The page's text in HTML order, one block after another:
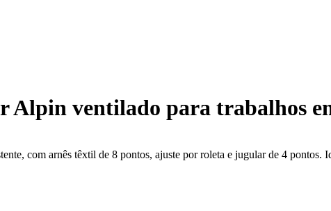
Alpin ventilado para trabalhos
com arnês têxtil de 8 pontos, ajuste por roleta e jugular de 4